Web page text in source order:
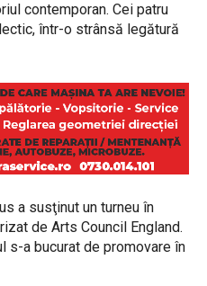
contemporan. Cei patru
într-o strânsă legătură
a susţinut un turneu în
de Arts Council England.
s-a bucurat de promovare în